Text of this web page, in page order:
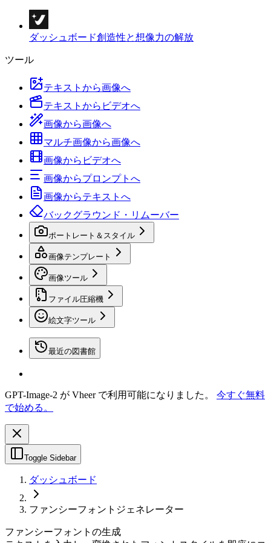
ダッシュボード創造性と想像力の解放
ツール
テキストから画像へ
テキストからビデオへ
画像から画像へ
マルチ画像から画像へ
画像からビデオへ
画像からプロンプトへ
画像からテキストへ
バックグラウンド・リムーバー
ポートレート＆スタイル
画像テンプレート
画像ツール
ファイル圧縮機
絵文字ツール
最近の図書館
GPT-Image-2 が Vheer で利用可能になりました。
今すぐ無料
で始める。
Toggle Sidebar
ダッシュボード
ファンシーフォントジェネレーター
ファンシーフォントの生成